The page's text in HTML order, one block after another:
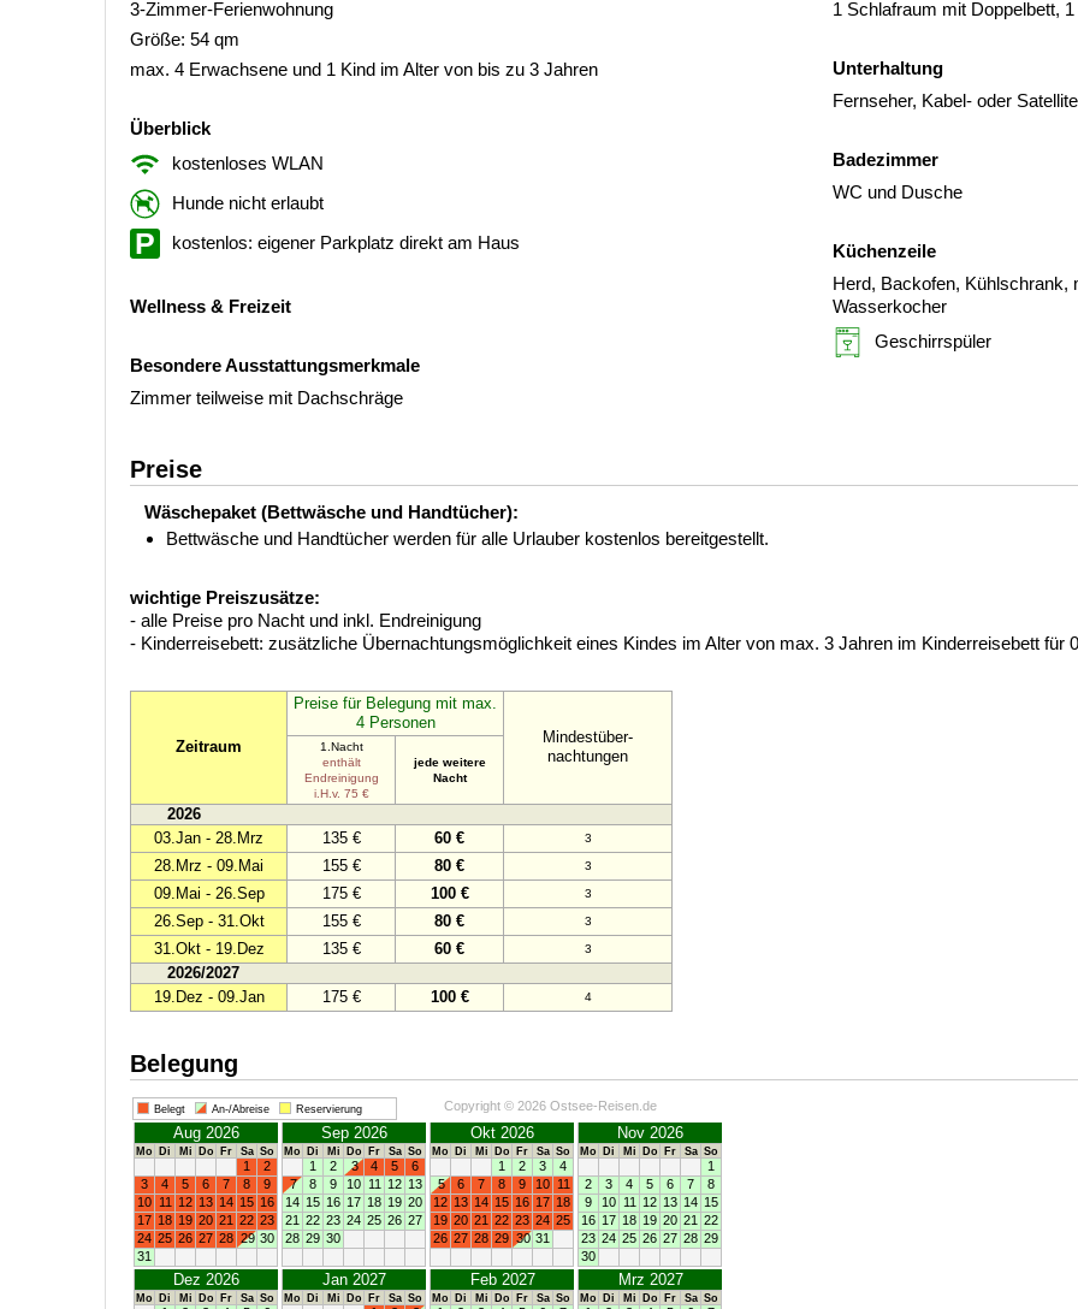
3-Zimmer-Ferienwohnung
Größe: 54 qm
max. 4 Erwachsene und 1 Kind im Alter von bis zu 3 Jahren
Überblick
kostenloses WLAN
Hunde nicht erlaubt
kostenlos: eigener Parkplatz direkt am Haus
Wellness & Freizeit
Besondere Ausstattungsmerkmale
Zimmer teilweise mit Dachschräge
1 Schlafraum mit Doppelbett,
Unterhaltung
Fernseher, Kabel- oder
Badezimmer
WC und Dusche
Küchenzeile
Herd, Backofen, Kühlschrank,
Wasserkocher
Geschirrspüler
Preise
Wäschepaket (Bettwäsche und Handtücher):
Bettwäsche und Handtücher werden für alle Urlauber kostenlos bereitgestellt.
wichtige Preiszusätze:
- alle Preise pro Nacht und inkl. Endreinigung
- Kinderreisebett: zusätzliche Übernachtungsmöglichkeit eines Kindes im Alter von max. 3 Jahren im Kinderreisebett für
Zeitraum
Preise für Belegung mit max.
4 Personen
Mindestüber-
nachtungen
1.Nacht
enthält
Endreinigung
i.H.v. 75 €
jede weitere
Nacht
2026
03.Jan - 28.Mrz
135 € 60 € 3
28.Mrz - 09.Mai 155 € 80 € 3
09.Mai - 26.Sep 175 € 100 € 3
26.Sep - 31.Okt 155 € 80 € 3
31.Okt - 19.Dez 135 € 60 € 3
2026/2027
19.Dez - 09.Jan
175 € 100 € 4
Belegung
Belegt An-/Abreise Reservierung Copyright © 2026 Ostsee-Reisen.de
Aug 2026
Mo Di Mi Do Fr Sa So
1
2
3
4 5 6 7 8
9
10 11 12 13 14 15 16
17 18 19 20 21 22 23
24 25 26 27 28 29 30
31
Sep 2026
Mo Di Mi Do Fr Sa So
1 2 3 4 5
6
7
8 9 10 11 12 13
14 15 16 17 18 19 20
21 22 23 24 25 26 27
28 29 30
Okt 2026
Mo Di Mi Do Fr Sa So
1 2 3
4
5
6 7 8 9 10 11
12 13 14 15 16 17 18
19 20 21 22 23 24 25
26 27 28 29 30 31
Nov 2026
Mo Di Mi Do Fr Sa So
1
2
3 4 5 6 7
8
9
10 11 12 13 14 15
16 17 18 19 20 21 22
23 24 25 26 27 28 29
30
Dez 2026
Mo Di Mi Do Fr Sa So
Jan 2027
Mo Di Mi Do Fr Sa So
Feb 2027
Mo Di Mi Do Fr Sa So
Mrz 2027
Mo Di Mi Do Fr Sa So